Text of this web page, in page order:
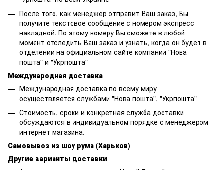
После того, как менеджер отправит Ваш заказ, Вы
получите текстовое сообщение с номером экспресс
накладной. По этому номеру Вы сможете в любой
момент отследить Ваш заказ и узнать, когда он будет в
отделении на официальном сайте компании "Нова
пошта" и "Укрпошта"
Международная доставка
Международная доставка по всему миру
осуществляется службами "Нова пошта", "Укрпошта"
Стоимость, сроки и конкретная служба доставки
обсуждаются в индивидуальном порядке с менеджером
интернет магазина.
Самовывоз из шоу рума (Харьков)
Другие варианты доставки